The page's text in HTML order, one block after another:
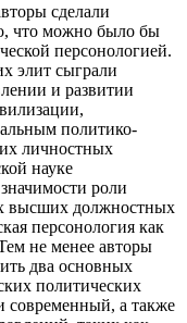
сделали
что можно было бы
персонологией.
элит сыграли
и развитии
политико-
личностных
науке
роли
высших должностных
персонология как
не менее авторы
два основных
политических
современный, а также